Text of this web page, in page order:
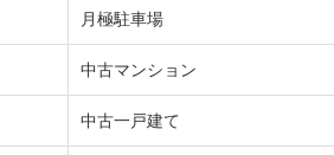
月極駐車場
中古マンション
中古一戸建て